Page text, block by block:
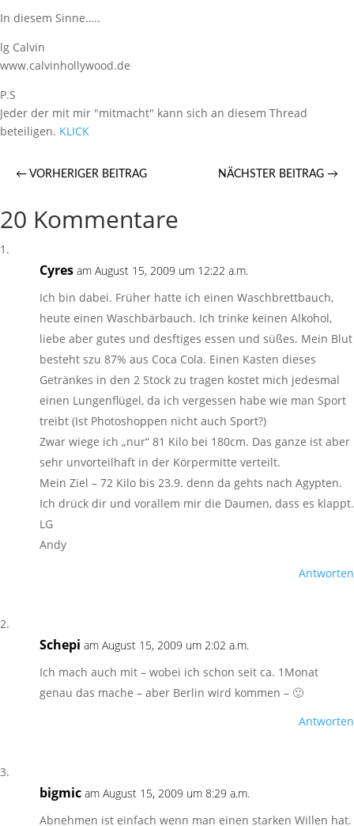
In diesem Sinne…..
lg Calvin
www.calvinhollywood.de
P.S
Jeder der mit mir "mitmacht" kann sich an diesem Thread
beteiligen. KLICK
← VORHERIGER BEITRAG NÄCHSTER BEITRAG →
20 Kommentare
Cyres am August 15, 2009 um 12:22 a.m.
Ich bin dabei. Früher hatte ich einen Waschbrettbauch,
heute einen Waschbärbauch. Ich trinke keinen Alkohol,
liebe aber gutes und desftiges essen und süßes. Mein Blut
besteht szu 87% aus Coca Cola. Einen Kasten dieses
Getränkes in den 2 Stock zu tragen kostet mich jedesmal
einen Lungenflügel, da ich vergessen habe wie man Sport
treibt (Ist Photoshoppen nicht auch Sport?)
Zwar wiege ich „nur“ 81 Kilo bei 180cm. Das ganze ist aber
sehr unvorteilhaft in der Körpermitte verteilt.
Mein Ziel – 72 Kilo bis 23.9. denn da gehts nach Agypten.
Ich drück dir und vorallem mir die Daumen, dass es klappt.
LG
Andy
Antworten
Schepi am August 15, 2009 um 2:02 a.m.
Ich mach auch mit – wobei ich schon seit ca. 1Monat
genau das mache – aber Berlin wird kommen – 🙂
Antworten
bigmic am August 15, 2009 um 8:29 a.m.
Abnehmen ist einfach wenn man einen starken Willen hat.